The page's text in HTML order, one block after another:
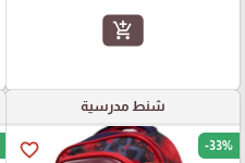
add_shopping_cart
شنط مدرسية
favorite_border -33%